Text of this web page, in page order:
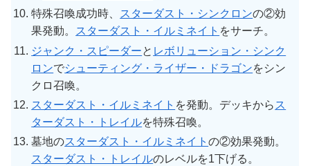
特殊召喚成功時、 スターダスト・シンクロンの②効
果発動。 スターダスト・イルミネイト をサーチ。
ジャンク・スピーダーと レボリューション・シンク
ロンでシューティング・ライザー・ドラゴンをシン
クロ召喚。
スターダスト・イルミネイト を発動。デッキから ス
ターダスト・トレイルを特殊召喚。
墓地のスターダスト・イルミネイトの②効果発動。
スターダスト・トレイルのレベルを1下げる。